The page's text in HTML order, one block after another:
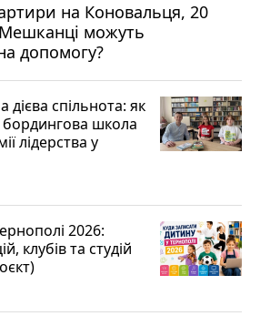
на Коновальця, 20
Мешканці можуть
допомогу?
спільнота: як
школа
лідерства у
2026:
клубів та студій